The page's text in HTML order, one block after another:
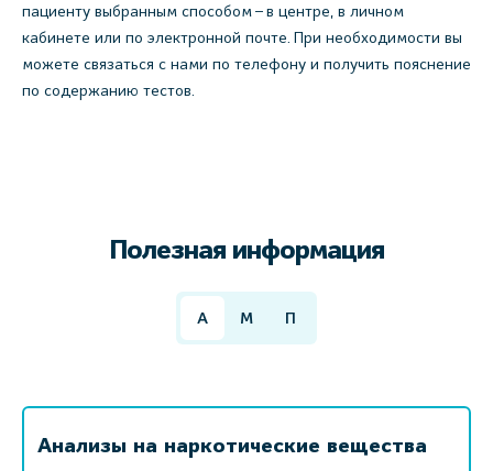
пациенту выбранным способом – в центре, в личном
кабинете или по электронной почте. При необходимости вы
можете связаться с нами по телефону и получить пояснение
по содержанию тестов.
Полезная информация
А М П
Анализы на наркотические вещества